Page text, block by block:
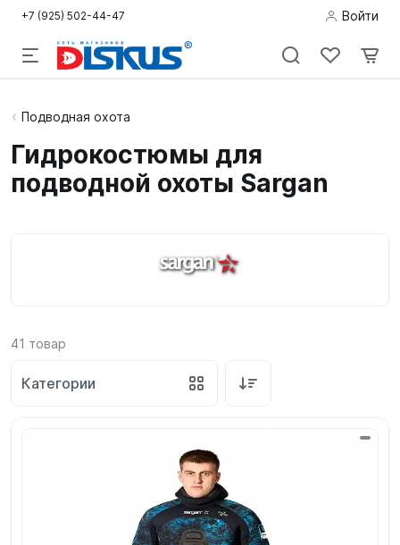
+7 (925) 502-44-47 Войти
Подводная
Дайвинг
Подводная охота
Гидрокостюмы для
подводной охоты Sargan
41 товар
Категории